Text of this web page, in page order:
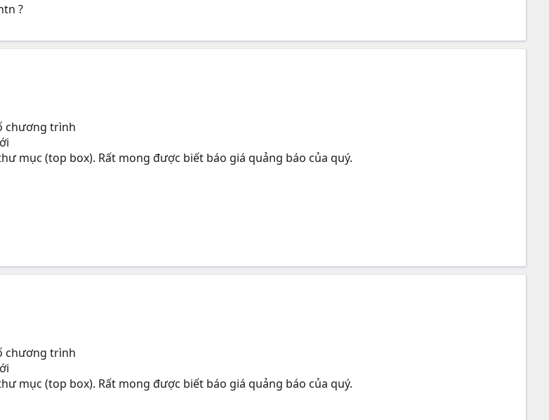
?
chương trình
mục (top box). Rất mong được biết báo giá quảng báo của quý.
chương trình
mục (top box). Rất mong được biết báo giá quảng báo của quý.